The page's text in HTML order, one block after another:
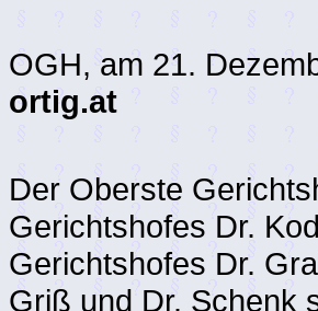
OGH, am 21.
ortig.at
Der Oberste
Gerichtshofes Dr.
Gerichtshofes Dr.
Griß und Dr. Schenk